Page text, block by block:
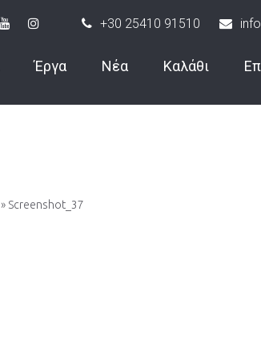
+30 25410 91510
Έργα Νέα Καλάθι
» Screenshot_37